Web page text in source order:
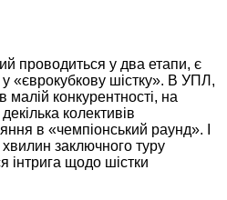
проводиться у два етапи, є
«єврокубкову шістку». В УПЛ,
малій конкурентності, на
колективів
в «чемпіонський раунд». І
заключного туру
інтрига щодо шістки